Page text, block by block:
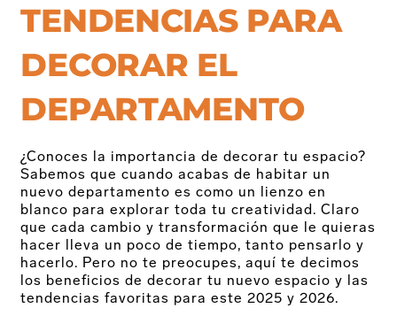
TENDENCIAS PARA
DECORAR EL
DEPARTAMENTO
¿Conoces la importancia de decorar tu espacio?
Sabemos que cuando acabas de habitar un
nuevo departamento es como un lienzo en
blanco para explorar toda tu creatividad. Claro
que cada cambio y transformación que le quieras
hacer lleva un poco de tiempo, tanto pensarlo y
hacerlo. Pero no te preocupes, aquí te decimos
los beneficios de decorar tu nuevo espacio y las
tendencias favoritas para este 2025 y 2026.